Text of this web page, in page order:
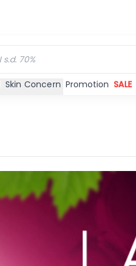
Skin Concern Promotion SALE